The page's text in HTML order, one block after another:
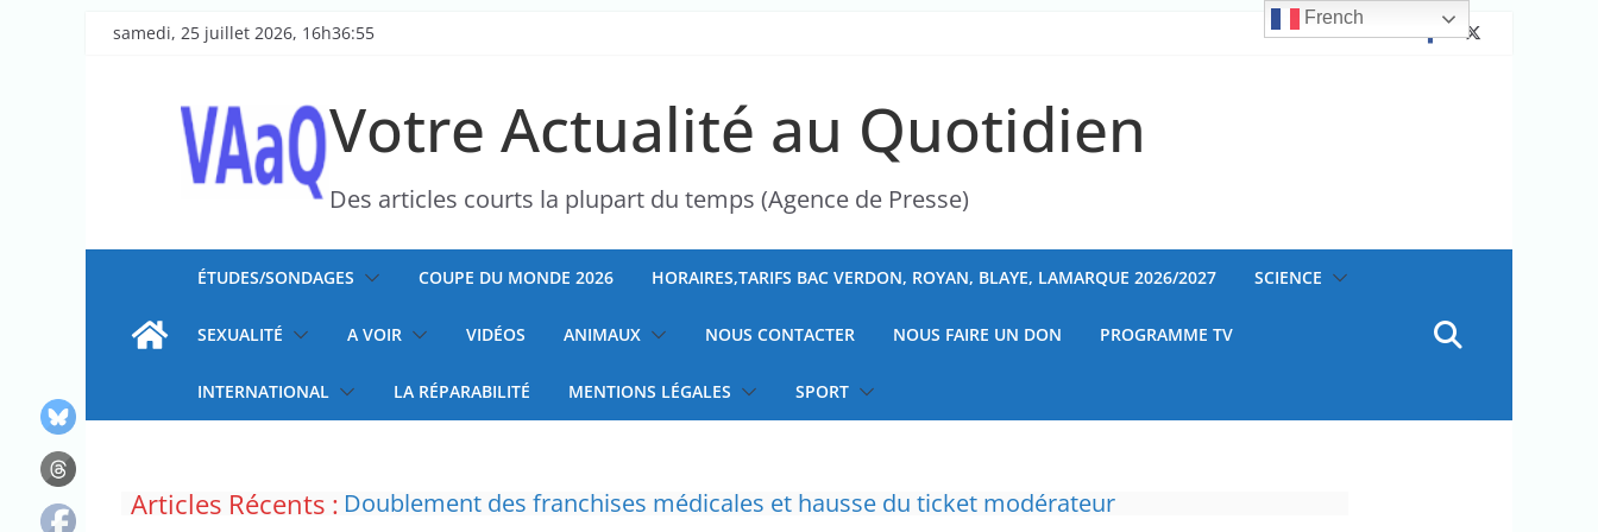
samedi, 25 juillet 2026, 16h36:55
Votre Actualité au Quotidien
Des articles courts la plupart du temps (Agence de Presse)
ÉTUDES/SONDAGES COUPE DU MONDE 2026 HORAIRES,TARIFS BAC VERDON, ROYAN, BLAYE, LAMARQUE 2026/2027 SCIENCE
SEXUALITÉ A VOIR VIDÉOS ANIMAUX NOUS CONTACTER NOUS FAIRE UN DON PROGRAMME TV
INTERNATIONAL LA RÉPARABILITÉ MENTIONS LÉGALES SPORT
Articles Récents : Doublement des franchises médicales et hausse du ticket modérateur
French